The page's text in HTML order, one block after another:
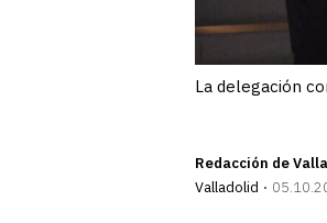
La delegación
Redacción de
Valladolid